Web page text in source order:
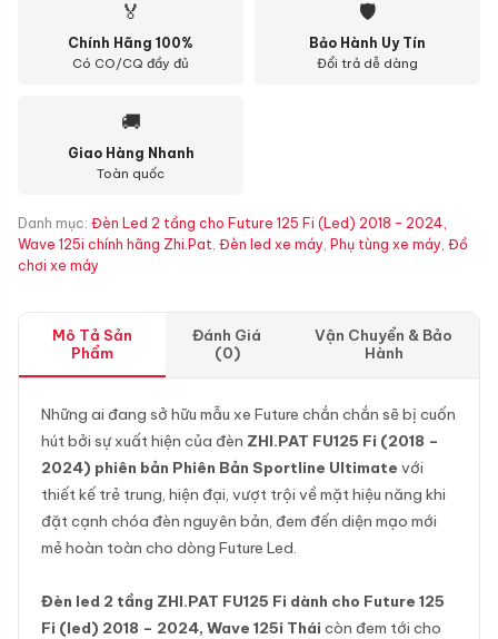
🏅
Chính Hãng 100%
Có CO/CQ đầy đủ
🛡
Bảo Hành Uy Tín
Đổi trả dễ dàng
🚚
Giao Hàng Nhanh
Toàn quốc
Danh mục: Đèn Led 2 tầng cho Future 125 Fi (Led) 2018 - 2024,
Wave 125i chính hãng Zhi.Pat, Đèn led xe máy, Phụ tùng xe máy, Đồ
chơi xe máy
Mô Tả Sản
Phẩm
Đánh Giá
(0)
Vận Chuyển & Bảo
Hành
Những ai đang sở hữu mẫu xe Future chắn chắn sẽ bị cuốn
hút bởi sự xuất hiện của đèn ZHI.PAT FU125 Fi (2018 –
2024) phiên bản Phiên Bản Sportline Ultimate với
thiết kế trẻ trung, hiện đại, vượt trội về mặt hiệu năng khi
đặt cạnh chóa đèn nguyên bản, đem đến diện mạo mới
mẻ hoàn toàn cho dòng Future Led.
Đèn led 2 tầng ZHI.PAT FU125 Fi dành cho Future 125
Fi (led) 2018 – 2024, Wave 125i Thái còn đem tới cho